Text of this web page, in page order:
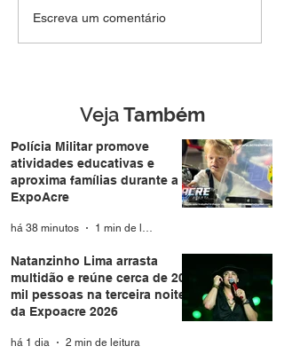
Três suspeitos são
PM em Rio Branco
Escreva um comentário
VejaTambém
Polícia Militar promove
atividades educativas e
aproxima famílias durante a
ExpoAcre
há 38 minutos 1 min de leitura
Natanzinho Lima arrasta
multidão e reúne cerca de 20
mil pessoas na terceira noite
da Expoacre 2026
há 1 dia 2 min de leitura